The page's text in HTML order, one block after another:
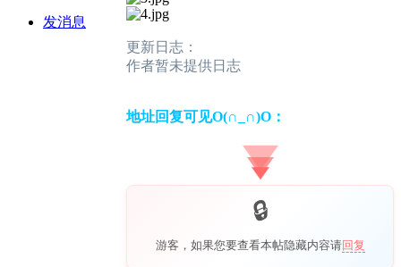
发消息
更新日志：
作者暂未提供日志
地址回复可见O(∩_∩)O：
游客，如果您要查看本帖隐藏内容请回复